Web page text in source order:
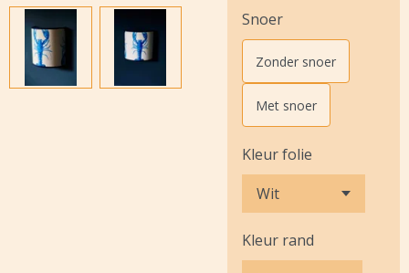
Snoer
Zonder snoer
Met snoer
Kleur folie
Kleur rand